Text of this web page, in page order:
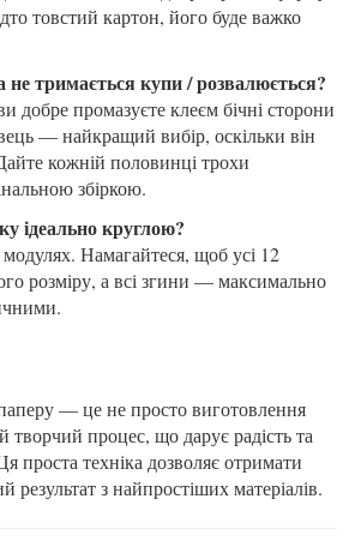
товстий картон, його буде важко
тримається купи / розвалюється?
добре промазуєте клеєм бічні сторони
— найкращий вибір, оскільки він
кожній половинці трохи
збіркою.
ідеально круглою?
Намагайтеся, щоб усі 12
розміру, а всі згини — максимально
— це не просто виготовлення
творчий процес, що дарує радість та
проста техніка дозволяє отримати
результат з найпростіших матеріалів.